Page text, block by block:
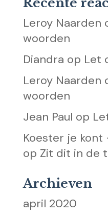
Leroy Naarden
woorden
Diandra op Let
Leroy Naarden
woorden
Jean Paul op
Koester je
op Zit dit in de
Archieven
april 2020